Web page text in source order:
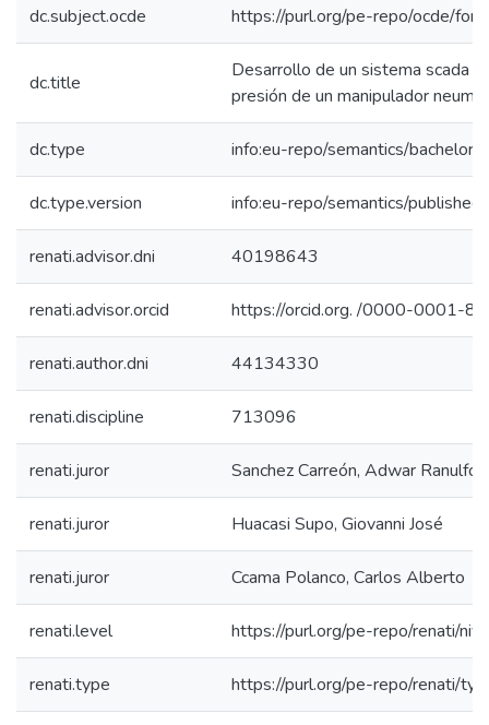
dc.subject.ocde https://purl.org/pe-repo/ocde/
dc.title
Desarrollo de un sistema scada
presión de un manipulador
dc.type info:eu-repo/semantics/
dc.type.version info:eu-repo/semantics/
renati.advisor.dni 40198643
renati.advisor.orcid https://orcid.org. /0000-0001-
renati.author.dni 44134330
renati.discipline 713096
renati.juror Sanchez Carreón, Adwar Ranulfo
renati.juror Huacasi Supo, Giovanni José
renati.juror Ccama Polanco, Carlos Alberto
renati.level https://purl.org/pe-repo/renati/
renati.type https://purl.org/pe-repo/renati/